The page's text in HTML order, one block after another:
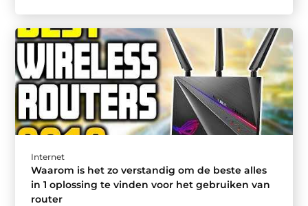
Internet
Waarom is het zo verstandig om de beste alles
in 1 oplossing te vinden voor het gebruiken van
router